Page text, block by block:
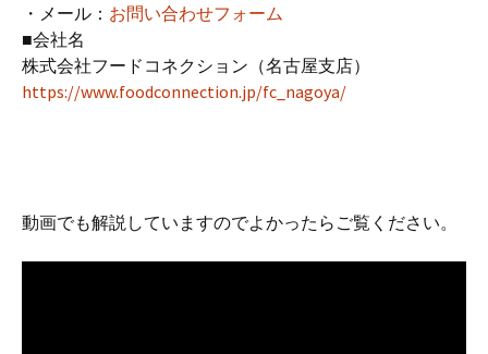
・メール： お問い合わせフォーム
■会社名
株式会社フードコネクション（名古屋支店）
https://www.foodconnection.jp/fc_nagoya/
動画でも解説していますのでよかったらご覧ください。